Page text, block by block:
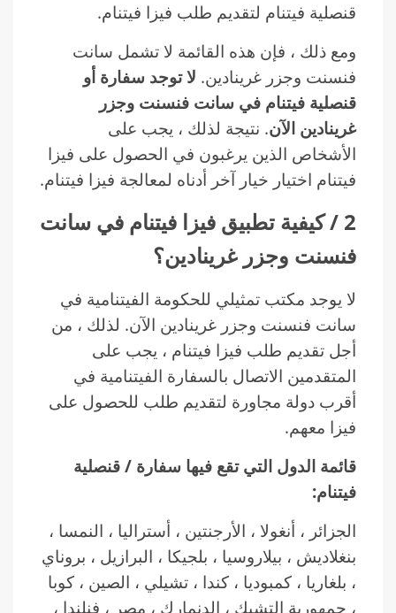
قنصلية فيتنام لتقديم طلب فيزا فيتنام.
ومع ذلك ، فإن هذه القائمة لا تشمل سانت
فنسنت وجزر غرينادين. لا توجد سفارة أو
قنصلية فيتنام في سانت فنسنت وجزر
غرينادين الآن. نتيجة لذلك ، يجب على
الأشخاص الذين يرغبون في الحصول على فيزا
فيتنام اختيار خيار آخر أدناه لمعالجة فيزا فيتنام.
2 / كيفية تطبيق فيزا فيتنام في سانت
فنسنت وجزر غرينادين؟
لا يوجد مكتب تمثيلي للحكومة الفيتنامية في
سانت فنسنت وجزر غرينادين الآن. لذلك ، من
أجل تقديم طلب فيزا فيتنام ، يجب على
المتقدمين الاتصال بالسفارة الفيتنامية في
أقرب دولة مجاورة لتقديم طلب للحصول على
فيزا معهم.
قائمة الدول التي تقع فيها سفارة / قنصلية
فيتنام:
الجزائر ، أنغولا ، الأرجنتين ، أستراليا ، النمسا ،
بنغلاديش ، بيلاروسيا ، بلجيكا ، البرازيل ، بروناي
، بلغاريا ، كمبوديا ، كندا ، تشيلي ، الصين ، كوبا
، جمهورية التشيك ، الدنمارك ، مصر ، فنلندا ،